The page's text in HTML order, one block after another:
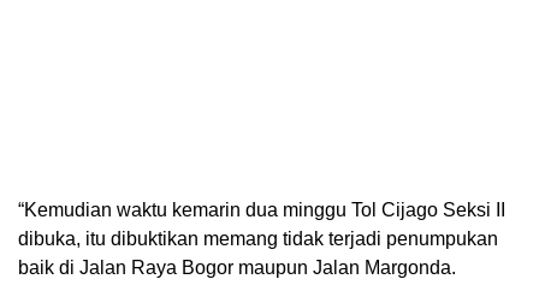
“Kemudian waktu kemarin dua minggu Tol Cijago Seksi II
dibuka, itu dibuktikan memang tidak terjadi penumpukan
baik di Jalan Raya Bogor maupun Jalan Margonda.